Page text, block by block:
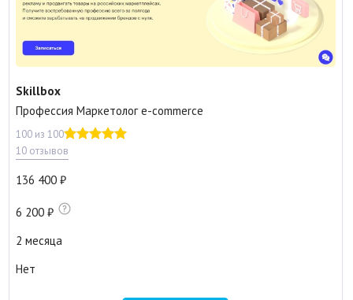
Skillbox
Профессия Маркетолог e-commerce
100 из 100
10 отзывов
136 400
6 200
2 месяца
Нет